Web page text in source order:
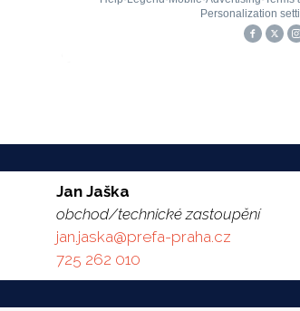
Jan Jaška
obchod/technické zastoupění
jan.jaska@prefa-praha.cz
725 262 010